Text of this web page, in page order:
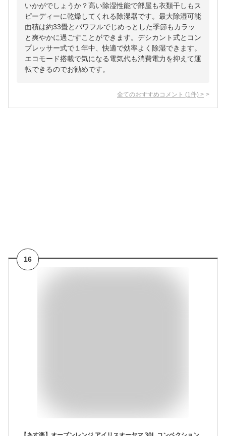
いかがでしょうか？高い除湿性能で部屋も衣類干しもス
ピーディーに乾燥してくれる除湿器です。最大除湿可能
面積は約33畳とパワフルでじめっとした季節もカラッ
と爽やかに過ごすことができます。デシカント式とコン
プレッサー式で１年中、快適で効率よく除湿できます。
エコモード搭載で気になる電気代も消費電力を抑えて運
転できるのでお勧めです。
全てのおすすめコメント (1 件) >
16